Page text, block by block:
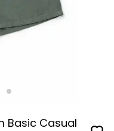
Basic Casual